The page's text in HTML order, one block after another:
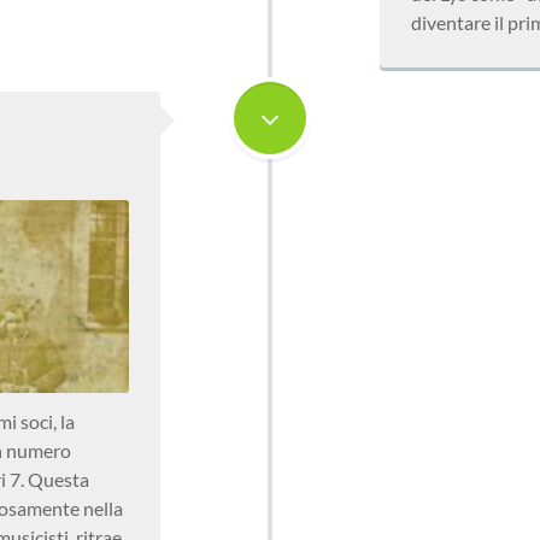
diventare il
soci, la
numero
7. Questa
nella